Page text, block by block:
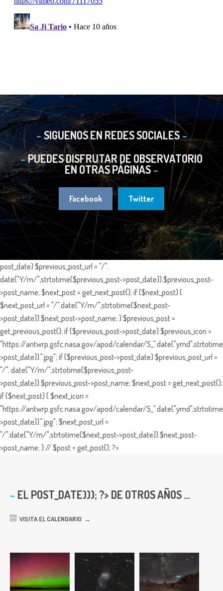
SIGUENOS EN REDES SOCIALES
PUEDES DISFRUTAR DE OBSERVATORIO
EN OTRAS PÁGINAS
Facebook Twitter
post_date) $previous_post_url = "/".
date("Y/m/",strtotime($previous_post->post_date)).$previous_post-
>post_name; $next_post = get_next_post(); if ($next_post) {
$next_post_url = "/".date("Y/m/",strtotime($next_post-
>post_date)).$next_post->post_name; } $previous_post =
get_previous_post(); if ($previous_post->post_date) $previous_icon =
"https://antwrp.gsfc.nasa.gov/apod/calendar/
>post_date)).".jpg"; if ($previous_post->post_date) $previous_post_url =
"/". date("Y/m/",strtotime($previous_post-
>post_date)).$previous_post->post_name; $next_post = get_next_post();
if ($next_post) { $next_icon =
"https://antwrp.gsfc.nasa.gov/apod/calendar/
>post_date)).".jpg"; $next_post_url =
"/".date("Y/m/",strtotime($next_post->post_date)).$next_post-
>post_name; } // $post = get_post(); ?>
EL POST_DATE))); ?> DE OTROS AÑOS ...
VISITA EL CALENDARIO